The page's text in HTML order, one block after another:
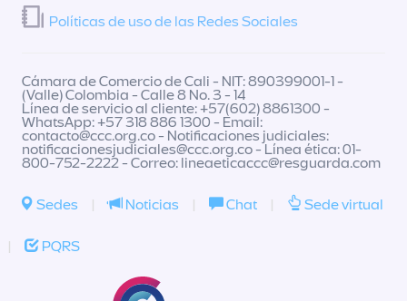
Políticas de uso de las Redes Sociales
Cámara de Comercio de Cali - NIT: 890399001-1 -
(Valle) Colombia - Calle 8 No. 3 - 14
Línea de servicio al cliente: +57(602) 8861300 -
WhatsApp: +57 318 886 1300 - Email:
contacto@ccc.org.co- Notificaciones judiciales:
notificacionesjudiciales@ccc.org.co- Línea ética: 01-
800-752-2222 - Correo: lineaeticaccc@resguarda.com
Sedes | Noticias | Chat | Sede virtual
| PQRS